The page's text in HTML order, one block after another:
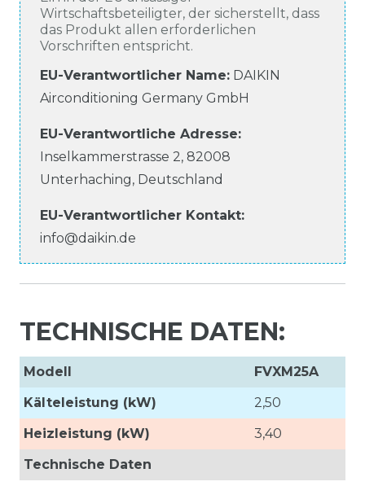
Wirtschaftsbeteiligter, der sicherstellt, dass
das Produkt allen erforderlichen
Vorschriften entspricht.
EU-Verantwortlicher Name: DAIKIN
Airconditioning Germany GmbH
EU-Verantwortliche Adresse:
Inselkammerstrasse 2, 82008
Unterhaching, Deutschland
EU-Verantwortlicher Kontakt:
info@daikin.de
TECHNISCHE DATEN:
Modell
FVXM25A
Kälteleistung (kW)
2,50
Heizleistung (kW)
3,40
Technische Daten